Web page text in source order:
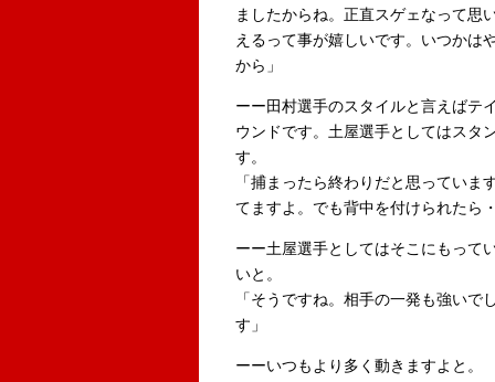
ましたからね。正直スゲェなって思
えるって事が嬉しいです。いつかは
から」
ーー田村選手のスタイルと言えばテ
ウンドです。土屋選手としてはスタ
す。
「捕まったら終わりだと思ってい
てますよ。でも背中を付けられたら
ーー土屋選手としてはそこにもって
いと。
「そうですね。相手の一発も強い
す」
ーーいつもより多く動きますよと。